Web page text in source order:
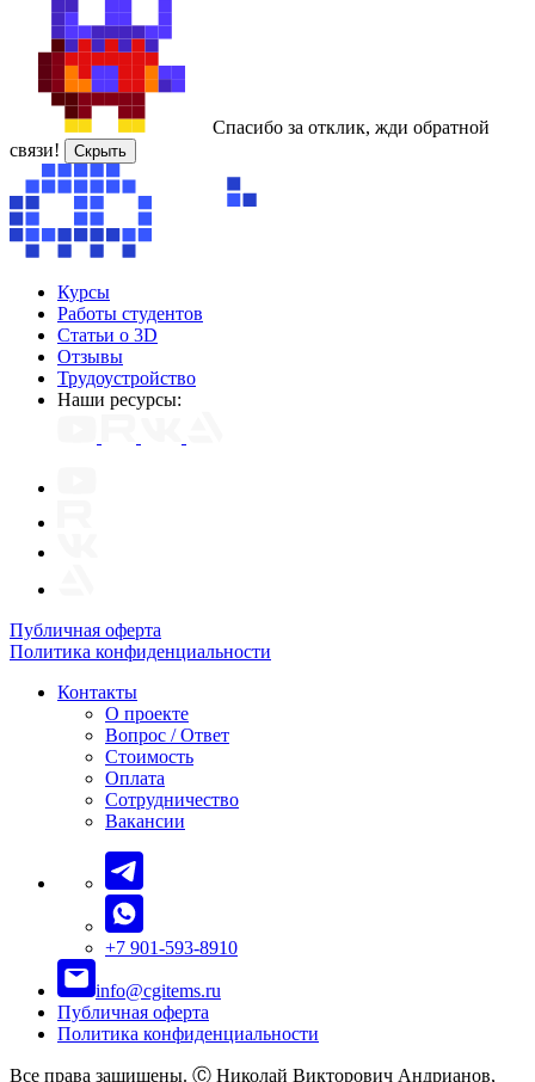
Спасибо за отклик, жди обратной
связи!
Скрыть
Курсы
Работы студентов
Статьи о 3D
Отзывы
Трудоустройство
Наши ресурсы:
Публичная оферта
Политика конфиденциальности
Контакты
О проекте
Вопрос / Ответ
Стоимость
Оплата
Сотрудничество
Вакансии
+7 901-593-8910
info@cgitems.ru
Публичная оферта
Политика конфиденциальности
Все права защищены. Ⓒ Николай Викторович Андрианов,